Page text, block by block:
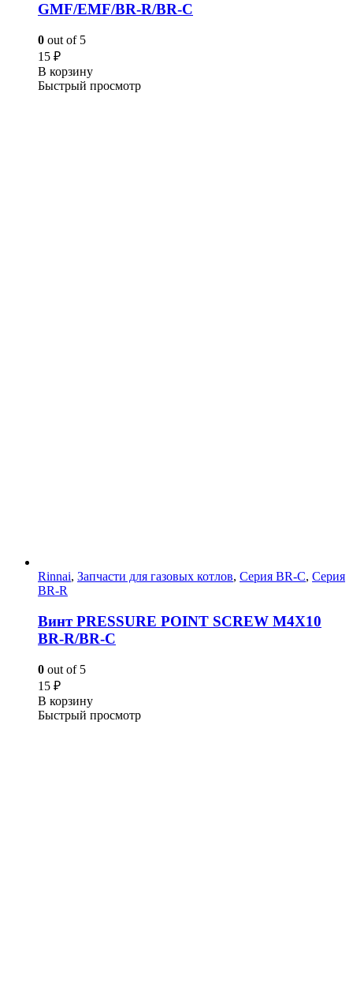
GMF/EMF/BR-R/BR-C
0 out of 5
15 ₽
В корзину
Быстрый просмотр
Rinnai, Запчасти для газовых котлов, Серия BR-C, Серия
BR-R
Винт PRESSURE POINT SCREW M4X10
BR-R/BR-C
0 out of 5
15 ₽
В корзину
Быстрый просмотр